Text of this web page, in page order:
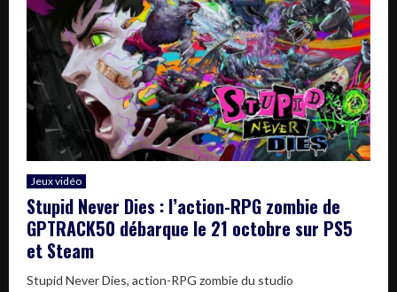
Jeux vidéo
Stupid Never Dies : l’action-RPG zombie de
GPTRACK50 débarque le 21 octobre sur PS5
et Steam
Stupid Never Dies, action-RPG zombie du studio